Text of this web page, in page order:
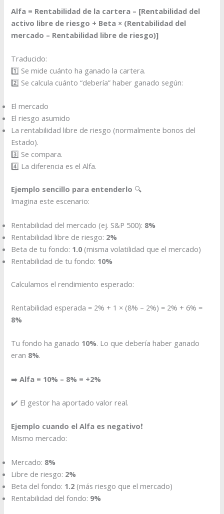
Alfa = Rentabilidad de la cartera – [Rentabilidad del
activo libre de riesgo + Beta × (Rentabilidad del
mercado – Rentabilidad libre de riesgo)]
Traducido:
1️⃣ Se mide cuánto ha ganado la cartera.
2️⃣ Se calcula cuánto “debería” haber ganado según:
El mercado
El riesgo asumido
La rentabilidad libre de riesgo (normalmente bonos del
Estado).
3️⃣ Se compara.
4️⃣ La diferencia es el Alfa.
Ejemplo sencillo para entenderlo 🔍
Imagina este escenario:
Rentabilidad del mercado (ej. S&P 500): 8%
Rentabilidad libre de riesgo: 2%
Beta de tu fondo: 1.0(misma volatilidad que el mercado)
Rentabilidad de tu fondo: 10%
Calculamos el rendimiento esperado:
Rentabilidad esperada = 2% + 1 × (8% – 2%) = 2% + 6% =
8%
Tu fondo ha ganado 10%. Lo que debería haber ganado
eran 8%.
➡️Alfa = 10% – 8% = +2%
✔️ El gestor ha aportado valor real.
Ejemplo cuando el Alfa es negativo❗
Mismo mercado:
Mercado: 8%
Libre de riesgo: 2%
Beta del fondo: 1.2 (más riesgo que el mercado)
Rentabilidad del fondo: 9%